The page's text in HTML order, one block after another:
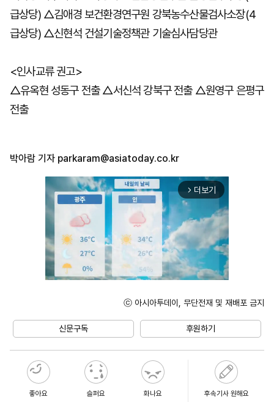
급상당) △김애경 보건환경연구원 강북농수산물검사소장(4
급상당) △신현석 건설기술정책관 기술심사담당관
<인사교류 권고>
△유옥현 성동구 전출 △서신석 강북구 전출 △원영구 은평구
전출
박아람 기자 parkaram@asiatoday.co.kr
arrow_forward_ios 더보기
ⓒ 아시아투데이, 무단전재 및 재배포 금지
신문구독 후원하기
좋아요 슬퍼요 화나요 후속기사 원해요